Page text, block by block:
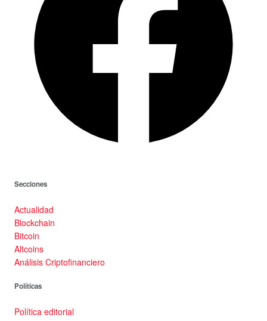
Secciones
Actualidad
Blockchain
Bitcoin
Altcoins
Análisis Criptofinanciero
Políticas
Política editorial